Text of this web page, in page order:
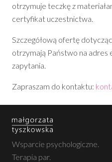
otrzymuje teczkę z
certyfikat uczestnictwa.
Szczegółową ofertę
otrzymają Państwo na adres
zapytania.
Zapraszam do kontaktu:
Wsparcie psychologiczne.
Terapia par.